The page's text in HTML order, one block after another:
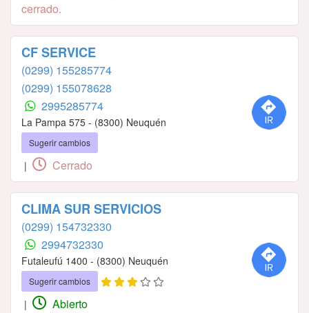
cerrado.
CF SERVICE
(0299) 155285774
(0299) 155078628
2995285774
La Pampa 575 - (8300) Neuquén
Sugerir cambios
| Cerrado
CLIMA SUR SERVICIOS
(0299) 154732330
2994732330
Futaleufú 1400 - (8300) Neuquén
Sugerir cambios
| Abierto